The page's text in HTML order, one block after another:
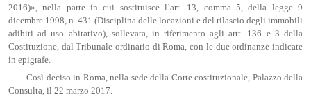
2016)», nella parte in cui sostituisce l’art. 13, comma 5, della legge 9
dicembre 1998, n. 431 (Disciplina delle locazioni e del rilascio degli immobili
adibiti ad uso abitativo), sollevata, in riferimento agli artt. 136 e 3 della
Costituzione, dal Tribunale ordinario di Roma, con le due ordinanze indicate
in epigrafe.
Così deciso in Roma, nella sede della Corte costituzionale, Palazzo della
Consulta, il 22 marzo 2017.